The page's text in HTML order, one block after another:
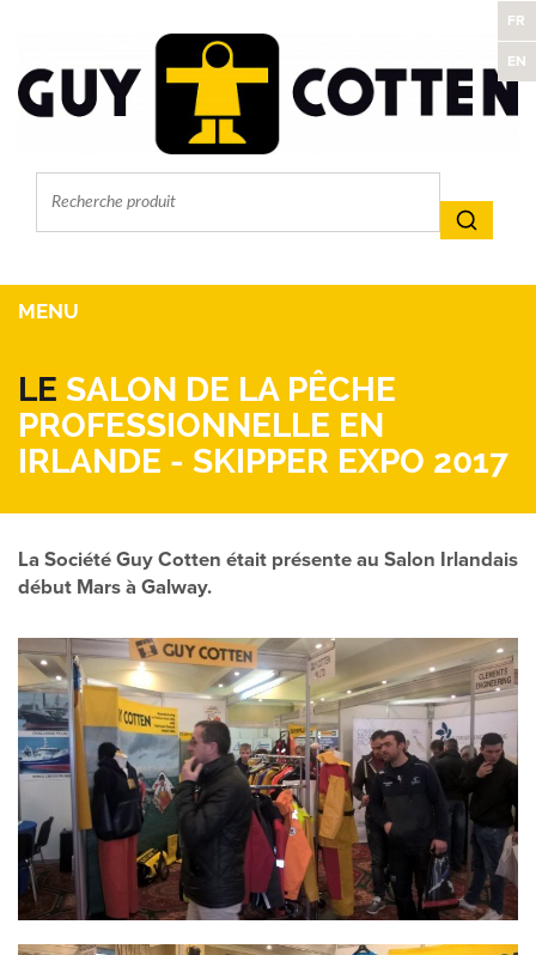
FR
EN
MENU
LE SALON DE LA PÊCHE
PROFESSIONNELLE EN
IRLANDE - SKIPPER EXPO 2017
La Société Guy Cotten était présente au Salon Irlandais
début Mars à Galway.